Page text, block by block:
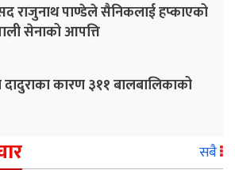
राजुनाथ पाण्डेले सैनिकलाई हप्काएको
सेनाको आपत्ति
दादुराका कारण ३११ बालबालिकाको
सबै